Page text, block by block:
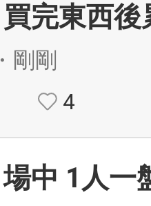
買完東西後
・剛剛
4
場中 1人一